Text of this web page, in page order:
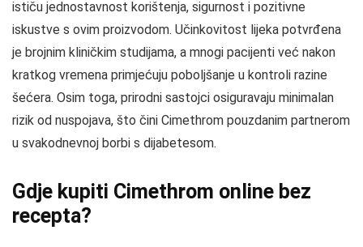
ističu jednostavnost korištenja, sigurnost i pozitivne
iskustve s ovim proizvodom. Učinkovitost lijeka potvrđena
je brojnim kliničkim studijama, a mnogi pacijenti već nakon
kratkog vremena primjećuju poboljšanje u kontroli razine
šećera. Osim toga, prirodni sastojci osiguravaju minimalan
rizik od nuspojava, što čini Cimethrom pouzdanim partnerom
u svakodnevnoj borbi s dijabetesom.
Gdje kupiti Cimethrom online bez
recepta?